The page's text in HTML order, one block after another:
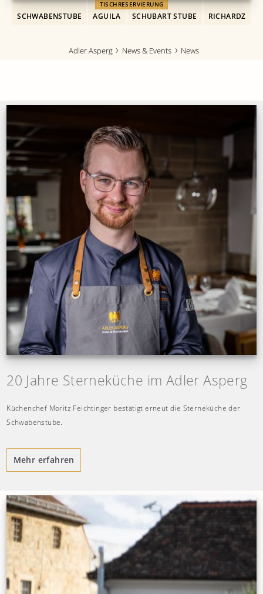
TISCHRESERVIERUNG
SCHWABENSTUBE AGUILA SCHUBART STUBE RICHARDZ
Adler Asperg News & Events News
20 Jahre Sterneküche im Adler Asperg
Küchenchef Moritz Feichtinger bestätigt erneut die Sterneküche der
Schwabenstube.
Mehr erfahren